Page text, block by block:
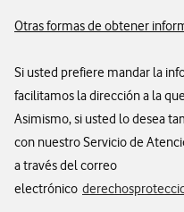
Otras formas de obtener
Si usted prefiere mandar la
facilitamos la dirección a la
Asimismo, si usted lo desea
con nuestro Servicio de
a través del correo
electrónico